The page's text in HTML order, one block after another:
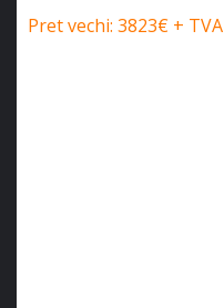
Pret vechi: 3823€ + TVA